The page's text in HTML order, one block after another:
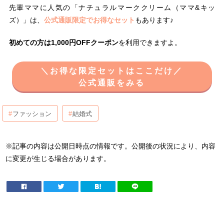
先輩ママに人気の「ナチュラルマーククリーム（ママ&キッ
ズ）」は、 公式通販限定でお得なセット もあります♪
初めての方は1,000円OFFクーポンを利用できますよ。
＼お得な限定セットはここだけ／
公式通販をみる
ファッション 結婚式
※記事の内容は公開日時点の情報です。公開後の状況により、内容
に変更が生じる場合があります。